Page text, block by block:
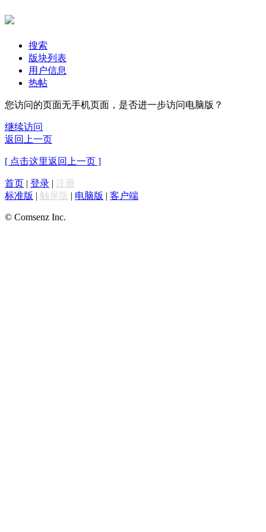
搜索
版块列表
用户信息
热帖
您访问的页面无手机页面，是否进一步访问电脑版？
继续访问
返回上一页
[ 点击这里返回上一页 ]
首页 | 登录 | 注册
标准版 | 触屏版 | 电脑版 | 客户端
© Comsenz Inc.